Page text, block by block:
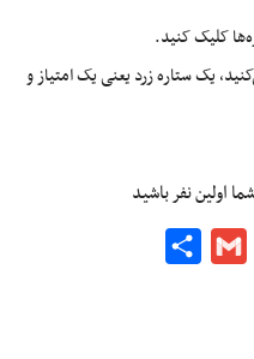
کلیک کنید.
یک ستاره زرد یعنی یک امتیاز و
اولین نفر باشید
Copy
Gmail